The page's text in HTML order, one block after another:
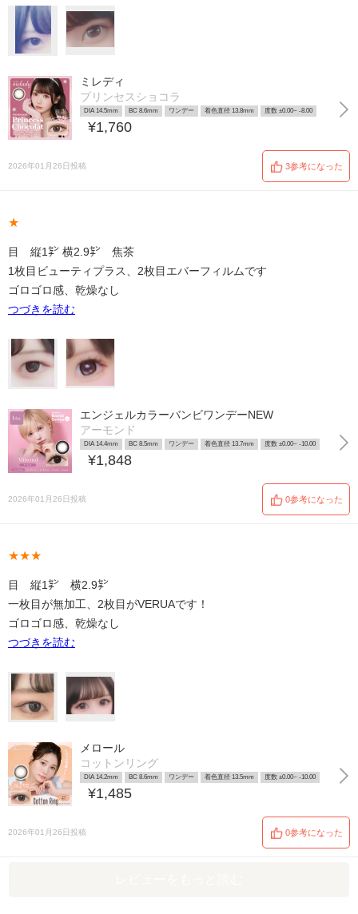
ミレディ
プリンセスショコラ
DIA 14.5mm BC 8.6mm ワンデー 着色直径 13.8mm 度数 ±0.00~ -8.00
¥1,760
2026年01月26日投稿 3参考になった
★
目 縦1㌢ 横2.9㌢ 焦茶
1枚目ビューティプラス、2枚目エバーフィルムです
ゴロゴロ感、乾燥なし
つづきを読む
エンジェルカラーバンビワンデーNEW
アーモンド
DIA 14.4mm BC 8.5mm ワンデー 着色直径 13.7mm 度数 ±0.00~ -10.00
¥1,848
2026年01月26日投稿 0参考になった
★★★
目 縦1㌢ 横2.9㌢
一枚目が無加工、2枚目がVERUAです！
ゴロゴロ感、乾燥なし
つづきを読む
メロール
コットンリング
DIA 14.2mm BC 8.6mm ワンデー 着色直径 13.5mm 度数 ±0.00~ -10.00
¥1,485
2026年01月26日投稿 0参考になった